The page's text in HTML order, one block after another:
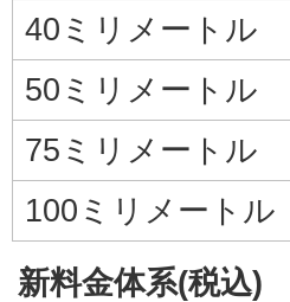
40ミリメートル
50ミリメートル
75ミリメートル
100ミリメートル
新料金体系(税込)